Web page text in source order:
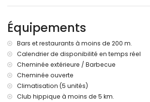
mètres de la villa)
Équipements et services inclus dans le
internet (ADSL)
aspirateur
service de réception
court de squash
Équipements et services en supplément
Équipements
Bars et restaurants à moins de 200 m.
Calendrier de disponibilité en temps réel
Cheminée extérieure / Barbecue
Cheminée ouverte
Climatisation (5 unités)
Club hippique à moins de 5 km.